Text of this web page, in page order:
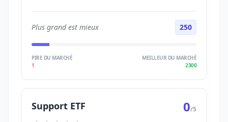
Plus grand est mieux 250
PIRE DU MARCHÉ
1
MEILLEUR DU MARCHÉ
2300
Support ETF 0/5